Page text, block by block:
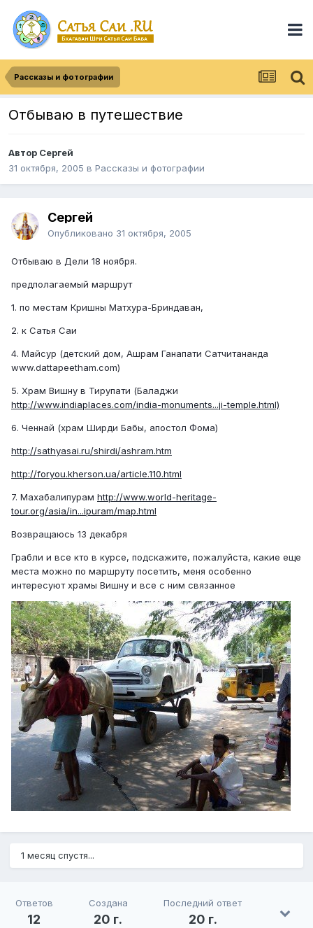
Рассказы и фотографии
Отбываю в путешествие
Автор Сергей
31 октября, 2005 в Рассказы и фотографии
Сергей
Опубликовано 31 октября, 2005
Отбываю в Дели 18 ноября.
предполагаемый маршрут
1. по местам Кришны Матхура-Бриндаван,
2. к Сатья Саи
4. Майсур (детский дом, Ашрам Ганапати Сатчитананда
www.dattapeetham.com)
5. Храм Вишну в Тирупати (Баладжи
http://www.indiaplaces.com/india-monuments...ji-temple.html)
6. Ченнай (храм Ширди Бабы, апостол Фома)
http://sathyasai.ru/shirdi/ashram.htm
http://foryou.kherson.ua/article.110.html
7. Махабалипурам http://www.world-heritage-
tour.org/asia/in...ipuram/map.html
Возвращаюсь 13 декабря
Грабли и все кто в курсе, подскажите, пожалуйста, какие еще
места можно по маршруту посетить, меня особенно
интересуют храмы Вишну и все с ним связанное
1 месяц спустя...
Ответов
12
Создана
20 г.
Последний ответ
20 г.